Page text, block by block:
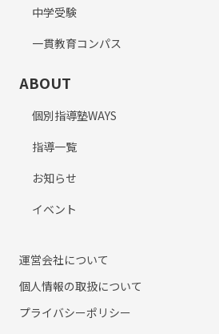
中学受験
一貫教育コンパス
ABOUT
個別指導塾WAYS
指導一覧
お知らせ
イベント
運営会社について
個人情報の取扱について
プライバシーポリシー